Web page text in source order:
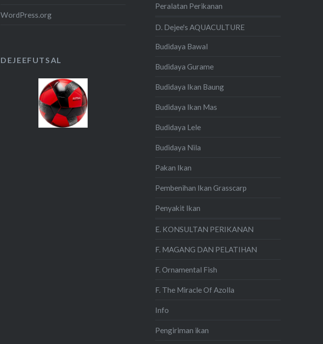
Peralatan Perikanan
D. Dejee's AQUACULTURE
Budidaya Bawal
Budidaya Gurame
Budidaya Ikan Baung
Budidaya Ikan Mas
Budidaya Lele
Budidaya Nila
Pakan Ikan
Pembenihan Ikan Grasscarp
Penyakit Ikan
E. KONSULTAN PERIKANAN
F. MAGANG DAN PELATIHAN
F. Ornamental Fish
F. The Miracle Of Azolla
Info
Pengiriman ikan
WordPress.org
DEJEEFUTSAL